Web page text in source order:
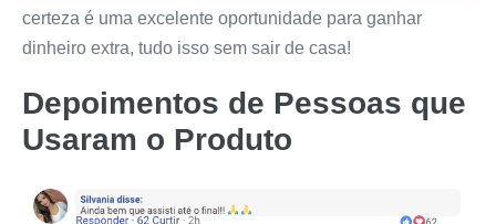
certeza é uma excelente oportunidade para ganhar
dinheiro extra, tudo isso sem sair de casa!
Depoimentos de Pessoas que
Usaram o Produto